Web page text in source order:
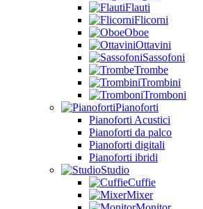
Flauti
Flicorni
Oboe
Ottavini
Sassofoni
Trombe
Trombini
Tromboni
Pianoforti
Pianoforti Acustici
Pianoforti da palco
Pianoforti digitali
Pianoforti ibridi
Studio
Cuffie
Mixer